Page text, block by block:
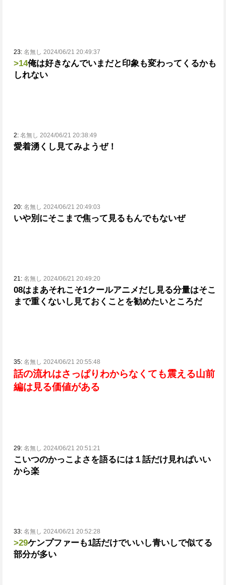
23: 名無し 2024/06/21 20:49:37
>14俺は好きなんでいまだと印象も変わってくるかも
しれない
2: 名無し 2024/06/21 20:38:49
愛着湧くし見てみようぜ！
20: 名無し 2024/06/21 20:49:03
いや別にそこまで焦って見るもんでもないぜ
21: 名無し 2024/06/21 20:49:20
08はまあそれこそ1クールアニメだし見る分量はそこ
まで重くないし見ておくことを勧めたいところだ
35: 名無し 2024/06/21 20:55:48
話の流れはさっぱりわからなくても震える山前
編は見る価値がある
29: 名無し 2024/06/21 20:51:21
こいつのかっこよさを語るには１話だけ見ればいい
から楽
33: 名無し 2024/06/21 20:52:28
>29ケンプファーも1話だけでいいし青いしで似てる
部分が多い